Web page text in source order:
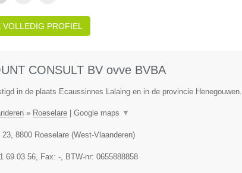
VOLLEDIG PROFIEL
CONSULT BV ovve BVBA
in de plaats Ecaussinnes Lalaing en in de provincie Henegouwen.
» Roeselare| Google maps ▼
23, 8800 Roeselare(West-Vlaanderen)
69 03 56, Fax: -, BTW-nr: 0655888858